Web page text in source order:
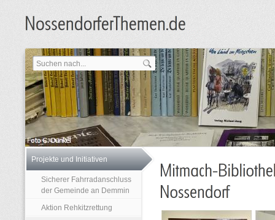
Projekte und Initiativen
Sicherer Fahrradanschluss
der Gemeinde an Demmin
Aktion Rehkitzrettung